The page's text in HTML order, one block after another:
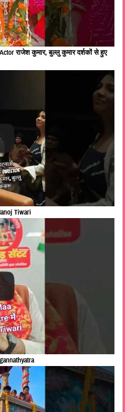
राजेश कुमार, बुल्लु कुमार दर्शकों से हुए
Tiwari